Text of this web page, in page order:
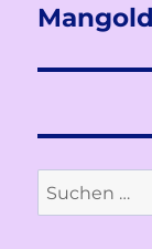
Nächster
Suchen
nach: